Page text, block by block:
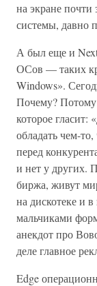
на экране
системы, давно
А был еще и
ОСов — таких
Windows».
Почему? Потому
которое гласит:
обладать чем-
перед
и нет у других.
биржа, живут
на дискотеке и
мальчиками
анекдот про
деле главное
Edge